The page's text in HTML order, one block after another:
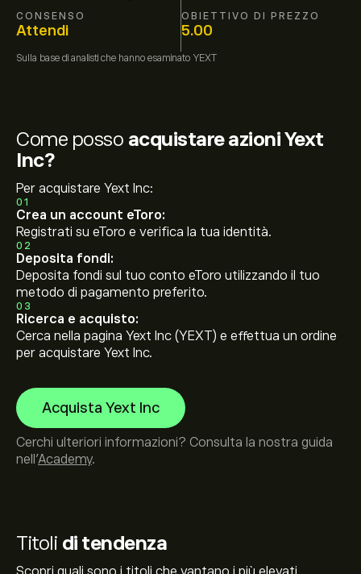
CONSENSO
Attendi
OBIETTIVO DI PREZZO
5.00
Sulla base di analisti che hanno esaminato YEXT
Titoli di tendenza
Come posso acquistare azioni Yext
Inc?
Per acquistare Yext Inc:
01
Crea un account eToro:
Registrati su eToro e verifica la tua identità.
02
Deposita fondi:
Deposita fondi sul tuo conto eToro utilizzando il tuo
metodo di pagamento preferito.
03
Ricerca e acquisto:
Cerca nella pagina Yext Inc (YEXT) e effettua un ordine
per acquistare Yext Inc.
Acquista Yext Inc
Cerchi ulteriori informazioni? Consulta la nostra guida
nell’Academy.